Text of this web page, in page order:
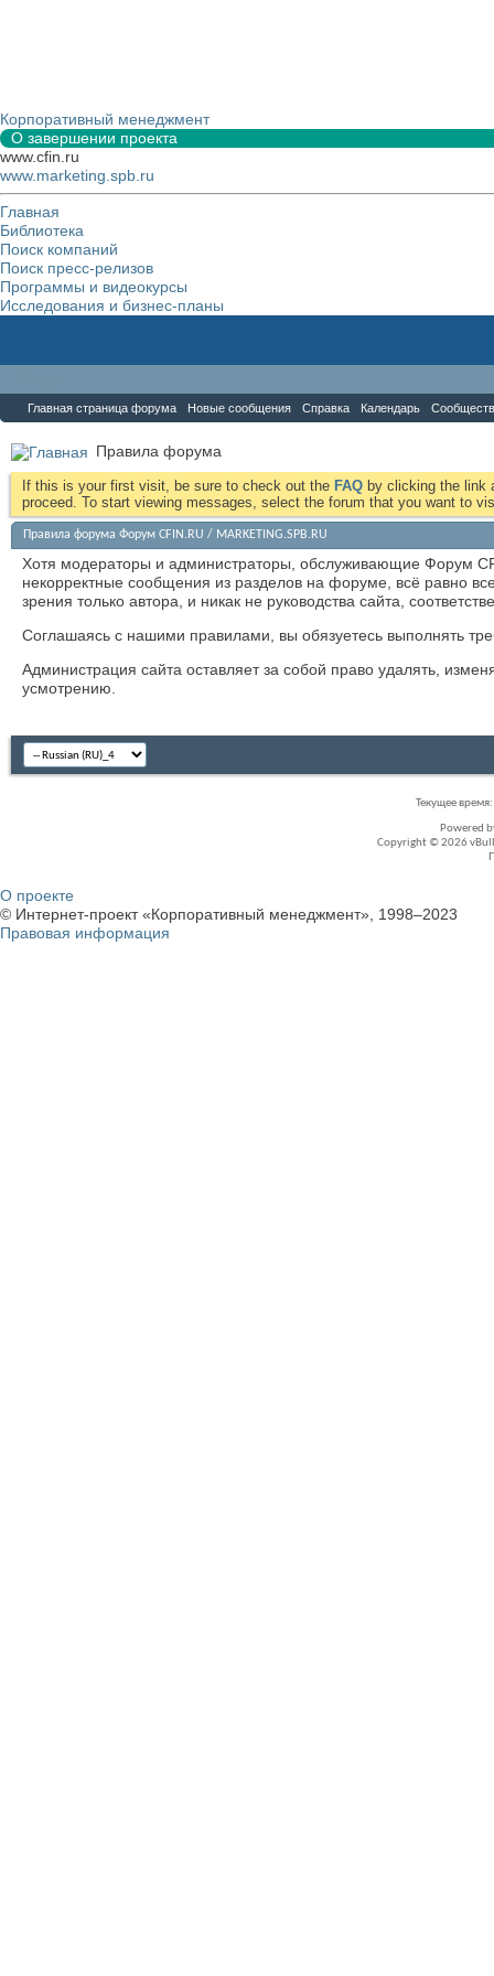
Корпоративный менеджмент
О завершении проекта
www.cfin.ru
www.marketing.spb.ru
Главная
Библиотека
Поиск компаний
Поиск пресс-релизов
Программы и видеокурсы
Исследования и бизнес-планы
Главная страница форума Новые сообщения Справка Календарь
Правила форума
If this is your first visit, be sure to check out the FAQ by clicking the link
proceed. To start viewing messages, select the forum that you want to
Правила форума Форум CFIN.RU / MARKETING.SPB.RU
Хотя модераторы и администраторы, обслуживающие Форум
некорректные сообщения из разделов на форуме, всё равно
зрения только автора, и никак не руководства сайта,
Соглашаясь с нашими правилами, вы обязуетесь выполнять
Администрация сайта оставляет за собой право удалять,
усмотрению.
Текущее время:
Powered
Copyright © 2026
О проекте
© Интернет-проект «Корпоративный менеджмент», 1998–2023
Правовая информация